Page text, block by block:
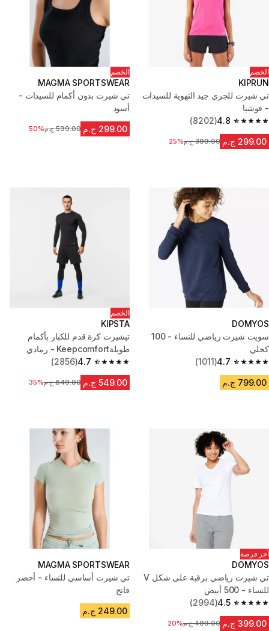
الخصم
KIPRUN
تي شيرت للجري جيد التهوية للسيدات
- فوشيا
4.8
4.8 out of 5 stars from 8202 reviews
(8202)
299.00 ج.م السعر قبل التخفيض
399.00 ج.م 25%
الخصم
MAGMA SPORTSWEAR
تي شيرت بدون أكمام للسيدات -
أسود
299.00 ج.م السعر قبل التخفيض
599.00 ج.م 50%
DOMYOS
سويت شيرت رياضي للنساء - 100
كحلي
4.7
4.7 out of 5 stars from 1011 reviews
(1011)
799.00 ج.م
الخصم
KIPSTA
تيشيرت كرة قدم للكبار بأكمام
طويلةKeepcomfort - رمادي
4.7
4.7 out of 5 stars from 2856 reviews
(2856)
549.00 ج.م السعر قبل التخفيض
849.00 ج.م 35%
آخر فرصة
DOMYOS
تي شيرت رياضي برقبة على شكل V
للنساء - 500 أبيض
4.5
4.5 out of 5 stars from 2994 reviews
(2994)
399.00 ج.م السعر قبل التخفيض
499.00 ج.م 20%
MAGMA SPORTSWEAR
تي شيرت أساسي للنساء - أخضر
فاتح
249.00 ج.م